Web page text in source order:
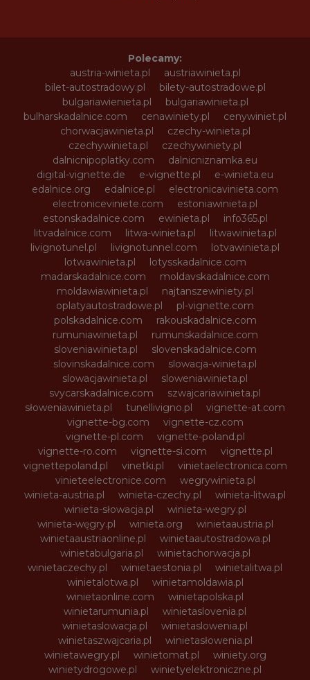
Polecamy:
austria-winieta.pl
austriawinieta.pl
bilet-autostradowy.pl
bilety-autostradowe.pl
bulgariawienieta.pl
bulgariawinieta.pl
bulharskadalnice.com
cenawiniety.pl
cenywiniet.pl
chorwacjawinieta.pl
czechy-winieta.pl
czechywinieta.pl
czechywiniety.pl
dalnicnipoplatky.com
dalnicniznamka.eu
digital-vignette.de
e-vignette.pl
e-winieta.eu
edalnice.org
edalnice.pl
electronicavinieta.com
electroniceviniete.com
estoniawinieta.pl
estonskadalnice.com
ewinieta.pl
info365.pl
litvadalnice.com
litwa-winieta.pl
litwawinieta.pl
livignotunel.pl
livignotunnel.com
lotvawinieta.pl
lotwawinieta.pl
lotysskadalnice.com
madarskadalnice.com
moldavskadalnice.com
moldawiawinieta.pl
najtanszewiniety.pl
oplatyautostradowe.pl
pl-vignette.com
polskadalnice.com
rakouskadalnice.com
rumuniawinieta.pl
rumunskadalnice.com
sloveniawinieta.pl
slovenskadalnice.com
slovinskadalnice.com
slowacja-winieta.pl
slowacjawinieta.pl
sloweniawinieta.pl
svycarskadalnice.com
szwajcariawinieta.pl
słoweniawinieta.pl
tunellivigno.pl
vignette-at.com
vignette-bg.com
vignette-cz.com
vignette-pl.com
vignette-poland.pl
vignette-ro.com
vignette-si.com
vignette.pl
vignettepoland.pl
vinetki.pl
vinietaelectronica.com
vinieteelectronice.com
wegrywinieta.pl
winieta-austria.pl
winieta-czechy.pl
winieta-litwa.pl
winieta-słowacja.pl
winieta-wegry.pl
winieta-węgry.pl
winieta.org
winietaaustria.pl
winietaaustriaonline.pl
winietaautostradowa.pl
winietabulgaria.pl
winietachorwacja.pl
winietaczechy.pl
winietaestonia.pl
winietalitwa.pl
winietalotwa.pl
winietamoldawia.pl
winietaonline.com
winietapolska.pl
winietarumunia.pl
winietaslovenia.pl
winietaslowacja.pl
winietaslowenia.pl
winietaszwajcaria.pl
winietasłowenia.pl
winietawegry.pl
winietomat.pl
winiety.org
winietydrogowe.pl
winietyelektroniczne.pl